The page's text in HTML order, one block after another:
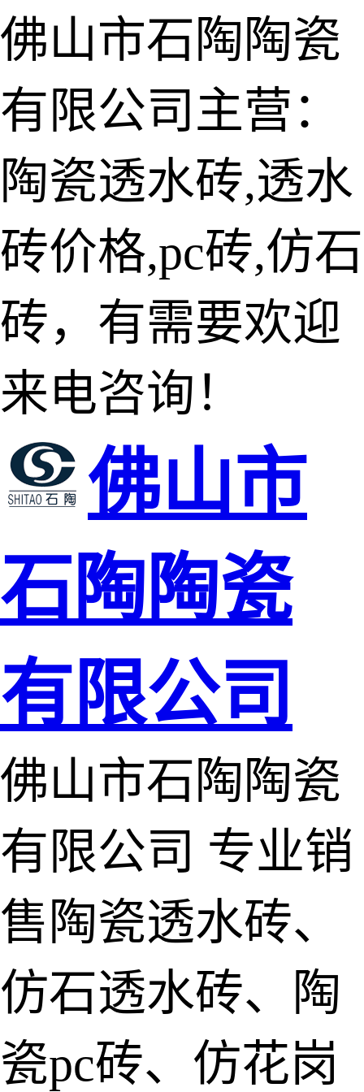
佛山市石陶陶瓷
有限公司主营：
陶瓷透水砖,透水
砖价格,pc砖,仿石
砖，有需要欢迎
来电咨询！
佛山市
石陶陶瓷
有限公司
佛山市石陶陶瓷
有限公司 专业销
售陶瓷透水砖、
仿石透水砖、陶
瓷pc砖、仿花岗
陶瓷透水砖
生态仿石砖
仿石透水砖
承重仿石砖
细面透水砖